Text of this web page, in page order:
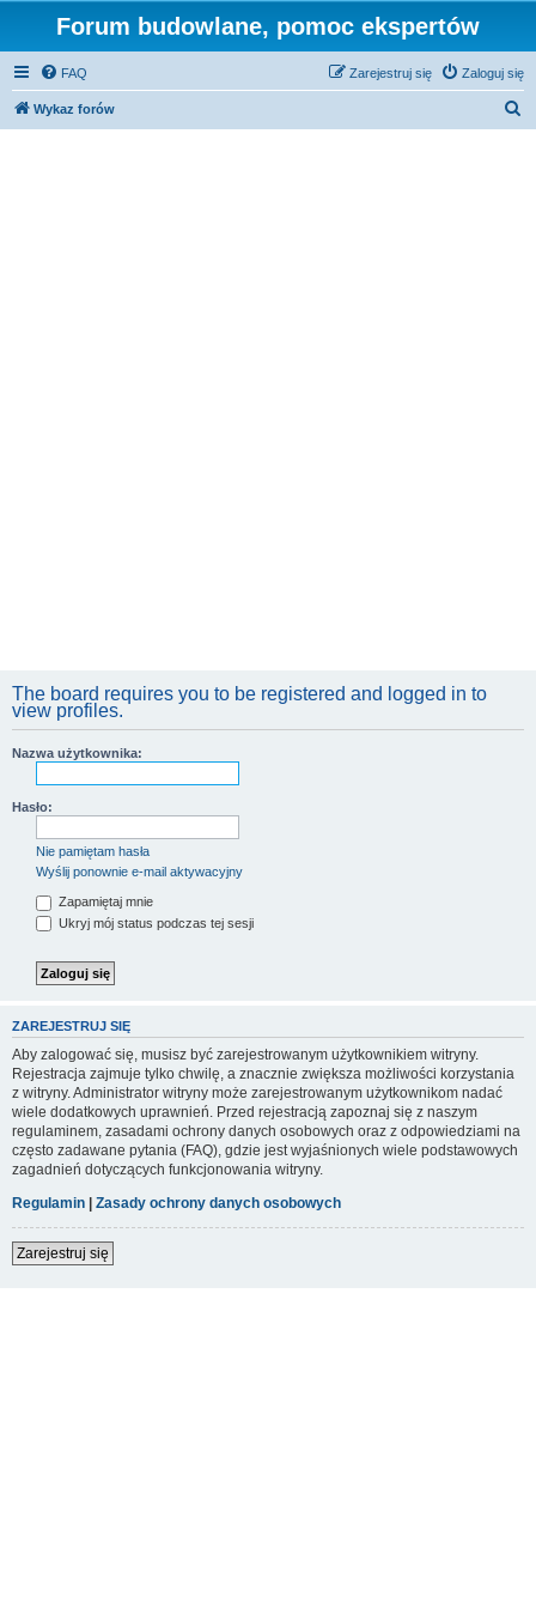
Forum budowlane, pomoc ekspertów
FAQ Zaloguj się
Zarejestruj się
Wykaz forów
The board requires you to be registered and logged in to
view profiles.
Nazwa użytkownika:
Hasło:
Nie pamiętam hasła
Wyślij ponownie e-mail aktywacyjny
Zapamiętaj mnie
Ukryj mój status podczas tej sesji
ZAREJESTRUJ SIĘ
Aby zalogować się, musisz być zarejestrowanym użytkownikiem witryny.
Rejestracja zajmuje tylko chwilę, a znacznie zwiększa możliwości korzystania
z witryny. Administrator witryny może zarejestrowanym użytkownikom nadać
wiele dodatkowych uprawnień. Przed rejestracją zapoznaj się z naszym
regulaminem, zasadami ochrony danych osobowych oraz z odpowiedziami na
często zadawane pytania (FAQ), gdzie jest wyjaśnionych wiele podstawowych
zagadnień dotyczących funkcjonowania witryny.
Regulamin | Zasady ochrony danych osobowych
Zarejestruj się